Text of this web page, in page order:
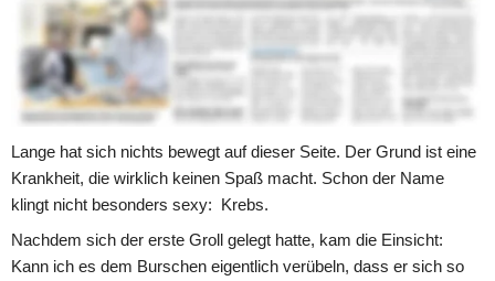
––––––––––––––––––––––––-
Lange hat sich nichts bewegt auf dieser Seite. Der Grund ist eine
Krankheit, die wirklich keinen Spaß macht. Schon der Name
klingt nicht besonders sexy:  Krebs.
Nachdem sich der erste Groll gelegt hatte, kam die Einsicht:
Kann ich es dem Burschen eigentlich verübeln, dass er sich so